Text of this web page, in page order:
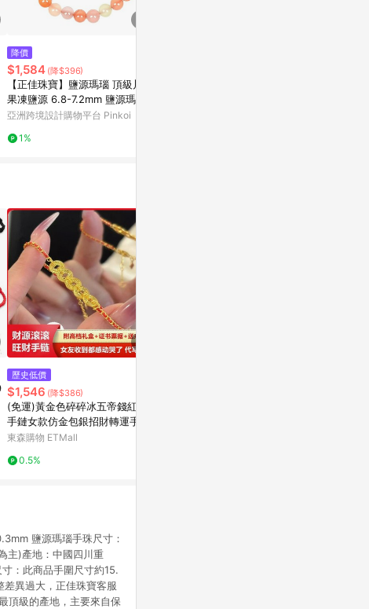
降價
$1,584 (降$396)
【正佳珠寶】鹽源瑪瑙 頂級川料
果凍鹽源 6.8-7.2mm 鹽源瑪瑙手
珠
亞洲跨境設計購物平台 Pinkoi
1%
歷史低價
$1,546 (降$386)
(免運)黃金色碎碎冰五帝錢紅繩
手鏈女款仿金包銀招財轉運手繩
送女友閨蜜
東森購物 ETMall
0.5%
鹽源瑪瑙手珠尺寸：
主)產地：中國四川重
：此商品手圍尺寸約15.
異過大，正佳珠寶客服
頂級的產地，主要來自保